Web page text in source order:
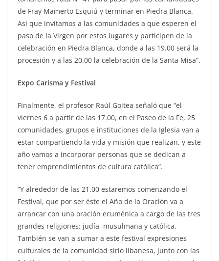
de Fray Mamerto Esquiú y terminar en Piedra Blanca.
Así que invitamos a las comunidades a que esperen el
paso de la Virgen por estos lugares y participen de la
celebración en Piedra Blanca, donde a las 19.00 será la
procesión y a las 20.00 la celebración de la Santa Misa”.
Expo Carisma y Festival
Finalmente, el profesor Raúl Goitea señaló que “el
viernes 6 a partir de las 17.00, en el Paseo de la Fe, 25
comunidades, grupos e instituciones de la Iglesia van a
estar compartiendo la vida y misión que realizan, y este
año vamos a incorporar personas que se dedican a
tener emprendimientos de cultura católica”.
“Y alrededor de las 21.00 estaremos comenzando el
Festival, que por ser éste el Año de la Oración va a
arrancar con una oración ecuménica a cargo de las tres
grandes religiones: judía, musulmana y católica.
También se van a sumar a este festival expresiones
culturales de la comunidad sirio libanesa, junto con las